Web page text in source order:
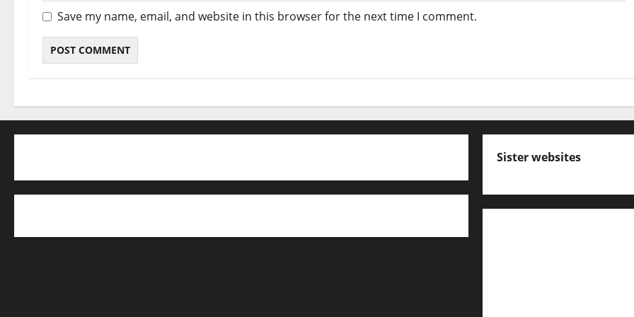
Save my name, email, and website in this browser for the next time I comment.
Sister websites